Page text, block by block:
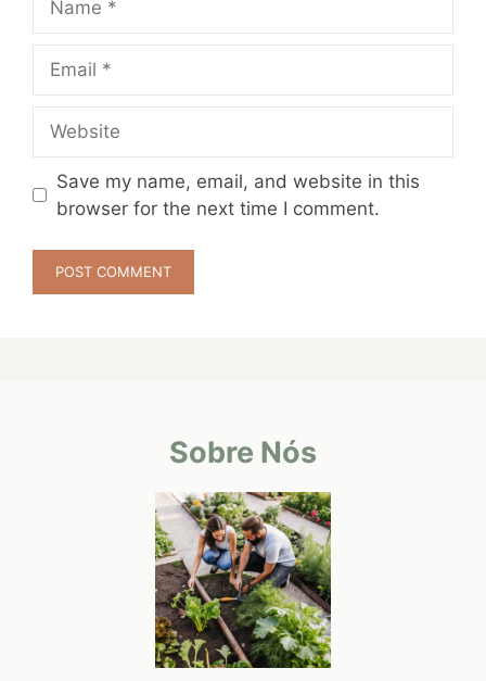
Save my name, email, and website in this
browser for the next time I comment.
Sobre Nós